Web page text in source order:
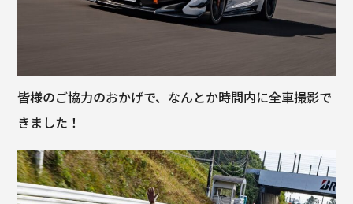
皆様のご協力のおかげで、なんとか時間内に全車撮影で
きました！